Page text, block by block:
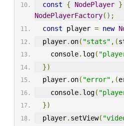
const
{ NodePlayer }
NodePlayerFactory();
const player = new
  player
. on( "stats" ,(
    console
. log(
})
  player
. on( "error" ,(
    console
. log(
})
  player
. setView(